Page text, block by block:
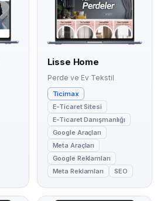
Lisse Home
Perde ve Ev Tekstil
Ticimax
E-Ticaret Sitesi
E-Ticaret Danışmanlığı
Google Araçları
Meta Araçları
Google Reklamları
Meta Reklamları
SEO